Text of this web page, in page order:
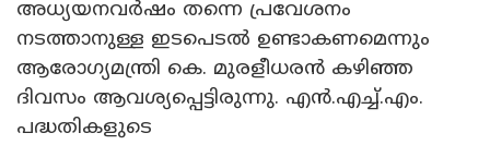
അധ്യയനവർഷം തന്നെ പ്രവേശനം
നടത്താനുള്ള ഇടപെടൽ ഉണ്ടാകണമെന്നും
ആരോഗ്യമന്ത്രി കെ. മുരളീധരൻ കഴിഞ്ഞ
ദിവസം ആവശ്യപ്പെട്ടിരുന്നു. എൻ.എച്ച്.എം.
പദ്ധതികളുടെ